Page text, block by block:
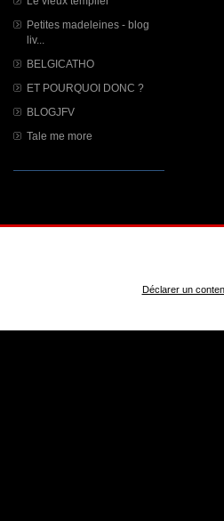
Petites madeleines - blog
liv...
BELGICATHO
ET POURQUOI DONC ?
BLOGJFV
Tale me more
Déclarer un